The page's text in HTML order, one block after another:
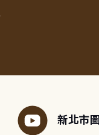
新北市